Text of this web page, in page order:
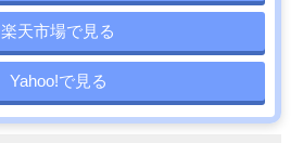
楽天市場で見る
Yahoo!で見る